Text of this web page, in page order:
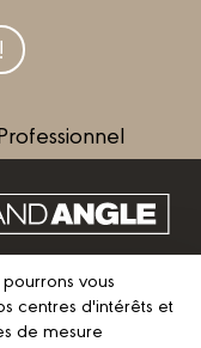
vous
centres d'intérêts et
de mesure